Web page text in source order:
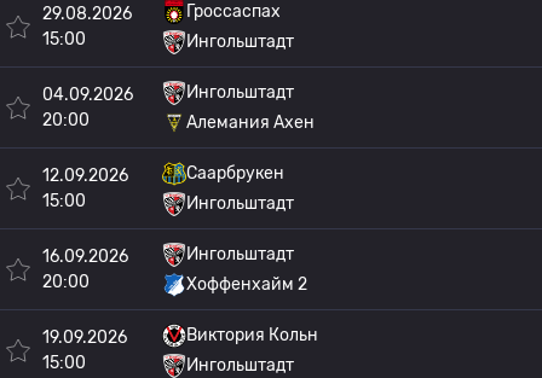
29.08.2026
15:00
Гроссаспах
Ингольштадт
04.09.2026
20:00
Ингольштадт
Алемания Ахен
12.09.2026
15:00
Саарбрукен
Ингольштадт
16.09.2026
20:00
Ингольштадт
Хоффенхайм 2
19.09.2026
15:00
Виктория Кольн
Ингольштадт